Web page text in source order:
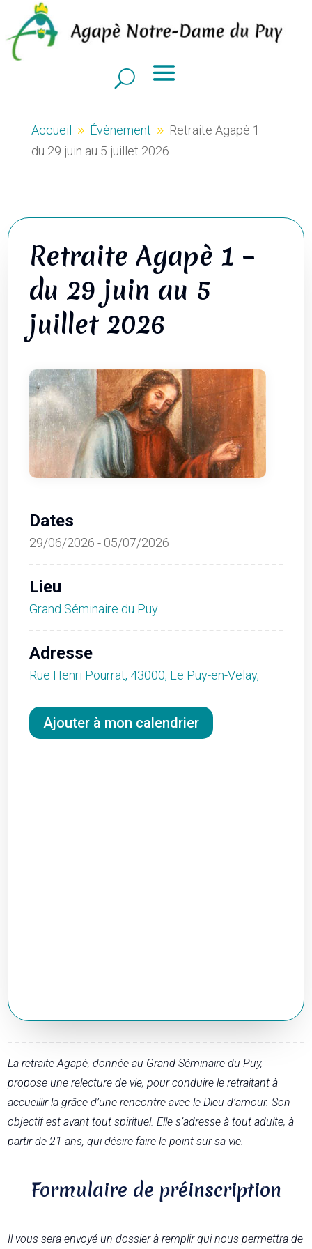
Accueil 9 Évènement 9 Retraite Agapè 1 –
du 29 juin au 5 juillet 2026
Retraite Agapè 1 –
du 29 juin au 5
juillet 2026
Dates
29/06/2026 - 05/07/2026
Lieu
Grand Séminaire du Puy
Adresse
Rue Henri Pourrat, 43000, Le Puy-en-Velay,
Ajouter à mon calendrier
La retraite Agapè, donnée au Grand Séminaire du Puy,
propose une relecture de vie, pour conduire le retraitant à
accueillir la grâce d’une rencontre avec le Dieu d’amour. Son
objectif est avant tout spirituel. Elle s’adresse à tout adulte, à
partir de 21 ans, qui désire faire le point sur sa vie.
Formulaire de préinscription
Il vous sera envoyé un dossier à remplir qui nous permettra de